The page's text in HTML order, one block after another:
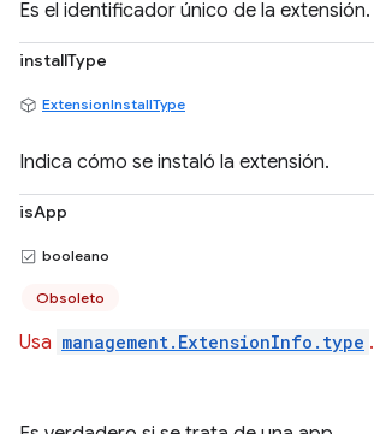
Es el identificador único de la extensión.
installType
ExtensionInstallType
Indica cómo se instaló la extensión.
isApp
booleano
Obsoleto
Usa management.ExtensionInfo.type .